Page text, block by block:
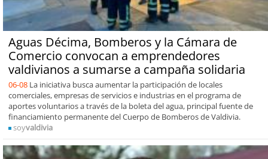
Aguas Décima, Bomberos y la Cámara de
Comercio convocan a emprendedores
valdivianos a sumarse a campaña solidaria
06-08 La iniciativa busca aumentar la participación de locales
comerciales, empresas de servicios e industrias en el programa de
aportes voluntarios a través de la boleta del agua, principal fuente de
financiamiento permanente del Cuerpo de Bomberos de Valdivia.
soyvaldivia